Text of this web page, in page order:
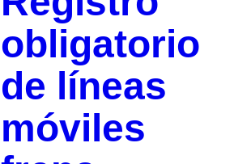
obligatorio
de líneas
móviles